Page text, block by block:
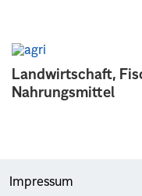
Landwirtschaft,
Nahrungsmittel
Impressum